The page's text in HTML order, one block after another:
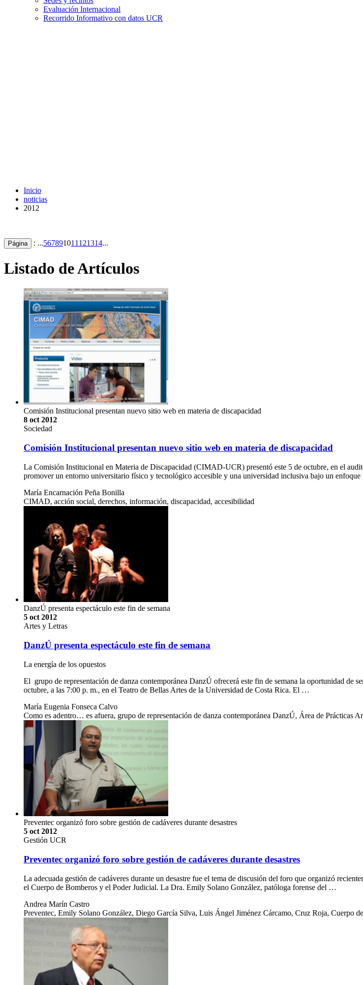
Evaluación Internacional
Recorrido Informativo con datos UCR
Inicio
noticias
2012
Página : ...567891011 121314...
Listado de Artículos
Comisión Institucional presentan nuevo sitio web en materia de discapacidad
8 oct 2012
Sociedad
Comisión Institucional presentan nuevo sitio web en materia de discapacidad
La Comisión Institucional en Materia de Discapacidad (CIMAD-UCR) presentó este 5 de octubre, en el
promover un entorno universitario físico y tecnológico accesible y una universidad inclusiva bajo un
María Encarnación Peña Bonilla
CIMAD, acción social, derechos, información, discapacidad, accesibilidad
DanzÚ presenta espectáculo este fin de semana
5 oct 2012
Artes y Letras
DanzÚ presenta espectáculo este fin de semana
La energía de los opuestos
El grupo de representación de danza contemporánea DanzÚ ofrecerá este fin de semana la oportunidad de
octubre, a las 7:00 p. m., en el Teatro de Bellas Artes de la Universidad de Costa Rica. El …
María Eugenia Fonseca Calvo
Como es adentro… es afuera, grupo de representación de danza contemporánea DanzÚ, Área de Prácticas
Preventec organizó foro sobre gestión de cadáveres durante desastres
5 oct 2012
Gestión UCR
Preventec organizó foro sobre gestión de cadáveres durante desastres
La adecuada gestión de cadáveres durante un desastre fue el tema de discusión del foro que organizó
el Cuerpo de Bomberos y el Poder Judicial. La Dra. Emily Solano González, patóloga forense del …
Andrea Marín Castro
Preventec, Emily Solano González, Diego García Silva, Luis Ángel Jiménez Cárcamo, Cruz Roja, Cuerpo